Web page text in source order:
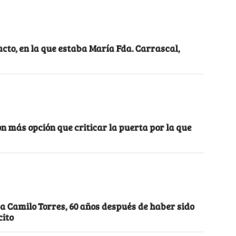
en la que estaba María Fda. Carrascal,
más opción que criticar la puerta por la que
Torres, 60 años después de haber sido